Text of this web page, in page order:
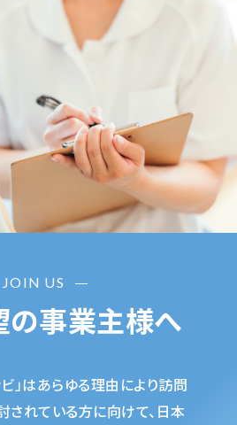
JOIN US
事業主様へ
」はあらゆる理由により訪問
されている方に向けて、日本